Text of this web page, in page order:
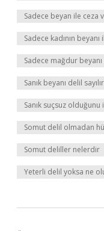
Sadece beyan ile ceza
Sadece kadının
Sadece mağdur
Sanık beyanı delil
Sanık suçsuz
Somut delil olmadan
Somut deliller nelerdir
Yeterli delil yoksa ne